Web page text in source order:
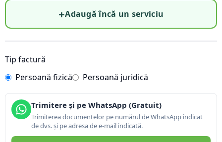
+Adaugă încă un serviciu
Tip factură
Persoană fizică
Persoană juridică
Trimitere și pe WhatsApp (Gratuit)
Trimiterea documentelor pe numărul de WhatsApp indicat
de dvs. și pe adresa de e-mail indicată.